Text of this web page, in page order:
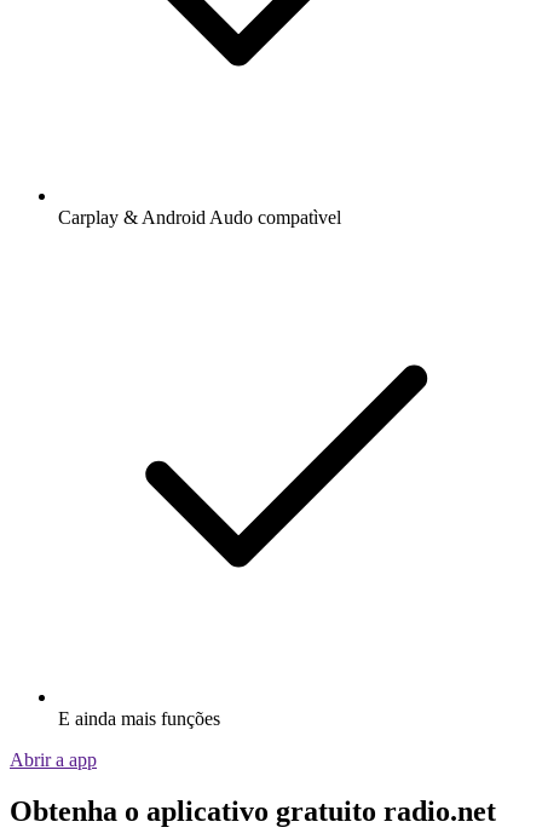
Carplay & Android Audo compatìvel
E ainda mais funções
Abrir a app
Obtenha o aplicativo gratuito radio.net